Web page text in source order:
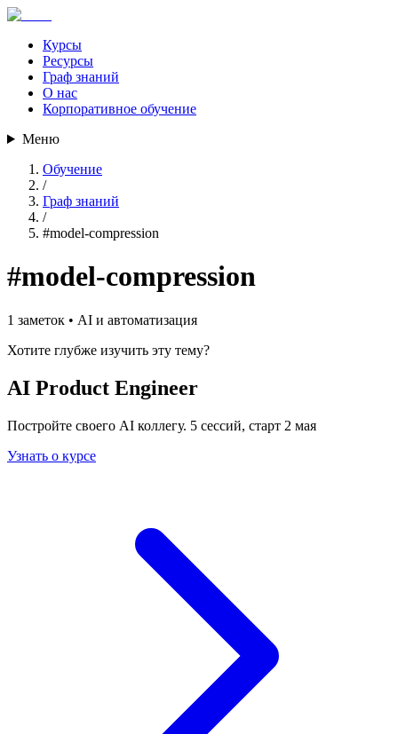
Курсы
Ресурсы
Граф знаний
О нас
Корпоративное обучение
Меню
Обучение
/
Граф знаний
/
#model-compression
#model-compression
1 заметок • AI и автоматизация
Хотите глубже изучить эту тему?
AI Product Engineer
Постройте своего AI коллегу. 5 сессий, старт 2 мая
Узнать о курсе